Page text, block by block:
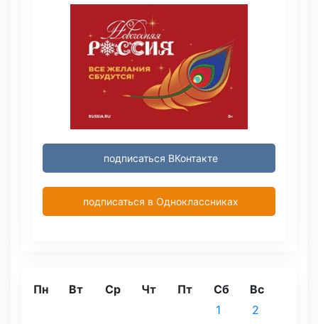
подписаться ВКонтакте
подписаться в Одноклассниках
Пн Вт Ср Чт Пт Сб Вс
1
2